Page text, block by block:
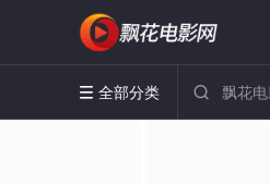
 全部分类 